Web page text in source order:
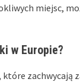
miejsc,
w Europie?
które